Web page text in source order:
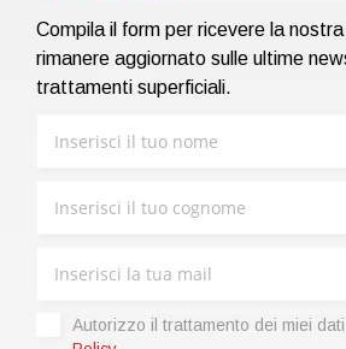
Compila il form per ricevere la
rimanere aggiornato sulle ultime
trattamenti superficiali.
Autorizzo il trattamento dei miei